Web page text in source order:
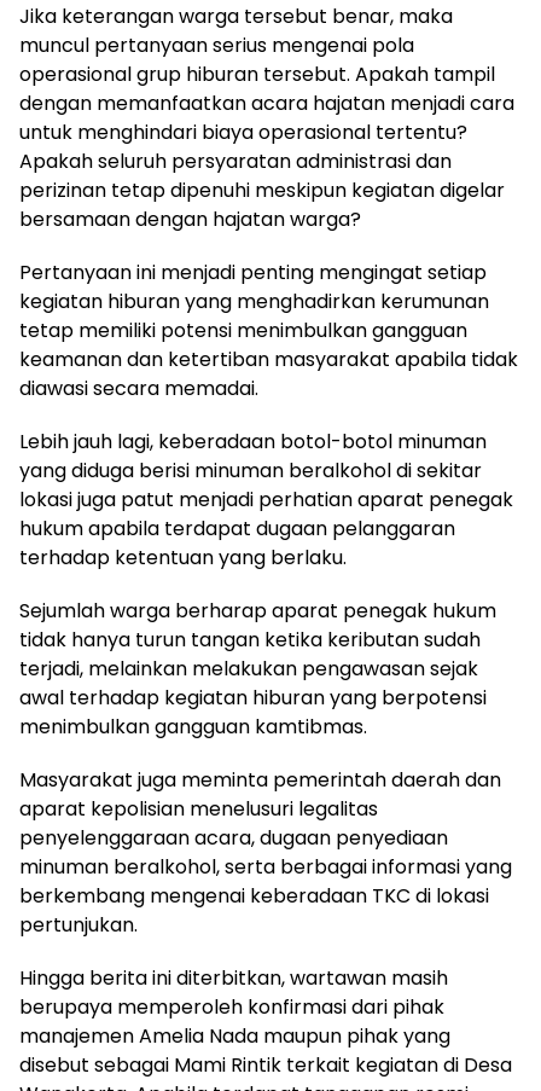
Jika keterangan warga tersebut benar, maka
muncul pertanyaan serius mengenai pola
operasional grup hiburan tersebut. Apakah tampil
dengan memanfaatkan acara hajatan menjadi cara
untuk menghindari biaya operasional tertentu?
Apakah seluruh persyaratan administrasi dan
perizinan tetap dipenuhi meskipun kegiatan digelar
bersamaan dengan hajatan warga?
Pertanyaan ini menjadi penting mengingat setiap
kegiatan hiburan yang menghadirkan kerumunan
tetap memiliki potensi menimbulkan gangguan
keamanan dan ketertiban masyarakat apabila tidak
diawasi secara memadai.
Lebih jauh lagi, keberadaan botol-botol minuman
yang diduga berisi minuman beralkohol di sekitar
lokasi juga patut menjadi perhatian aparat penegak
hukum apabila terdapat dugaan pelanggaran
terhadap ketentuan yang berlaku.
Sejumlah warga berharap aparat penegak hukum
tidak hanya turun tangan ketika keributan sudah
terjadi, melainkan melakukan pengawasan sejak
awal terhadap kegiatan hiburan yang berpotensi
menimbulkan gangguan kamtibmas.
Masyarakat juga meminta pemerintah daerah dan
aparat kepolisian menelusuri legalitas
penyelenggaraan acara, dugaan penyediaan
minuman beralkohol, serta berbagai informasi yang
berkembang mengenai keberadaan TKC di lokasi
pertunjukan.
Hingga berita ini diterbitkan, wartawan masih
berupaya memperoleh konfirmasi dari pihak
manajemen Amelia Nada maupun pihak yang
disebut sebagai Mami Rintik terkait kegiatan di Desa